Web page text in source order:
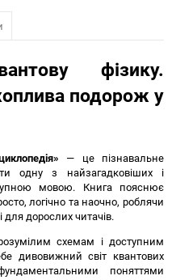
фізику.
подорож у
— це пізнавальне
одну з найзагадковіших і
мовою. Книга пояснює
логічно та наочно, роблячи
для дорослих читачів.
схемам і доступним
дивовижний світ квантових
поняттями